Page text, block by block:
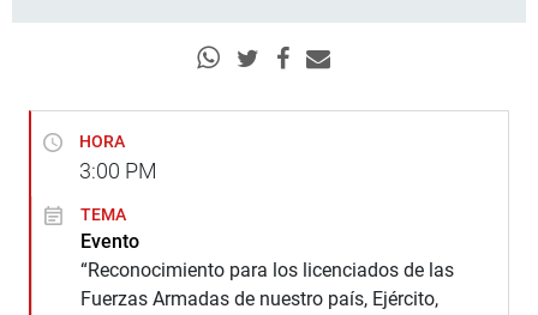
HORA
3:00 PM
TEMA
Evento
“Reconocimiento para los licenciados de las
Fuerzas Armadas de nuestro país, Ejército,